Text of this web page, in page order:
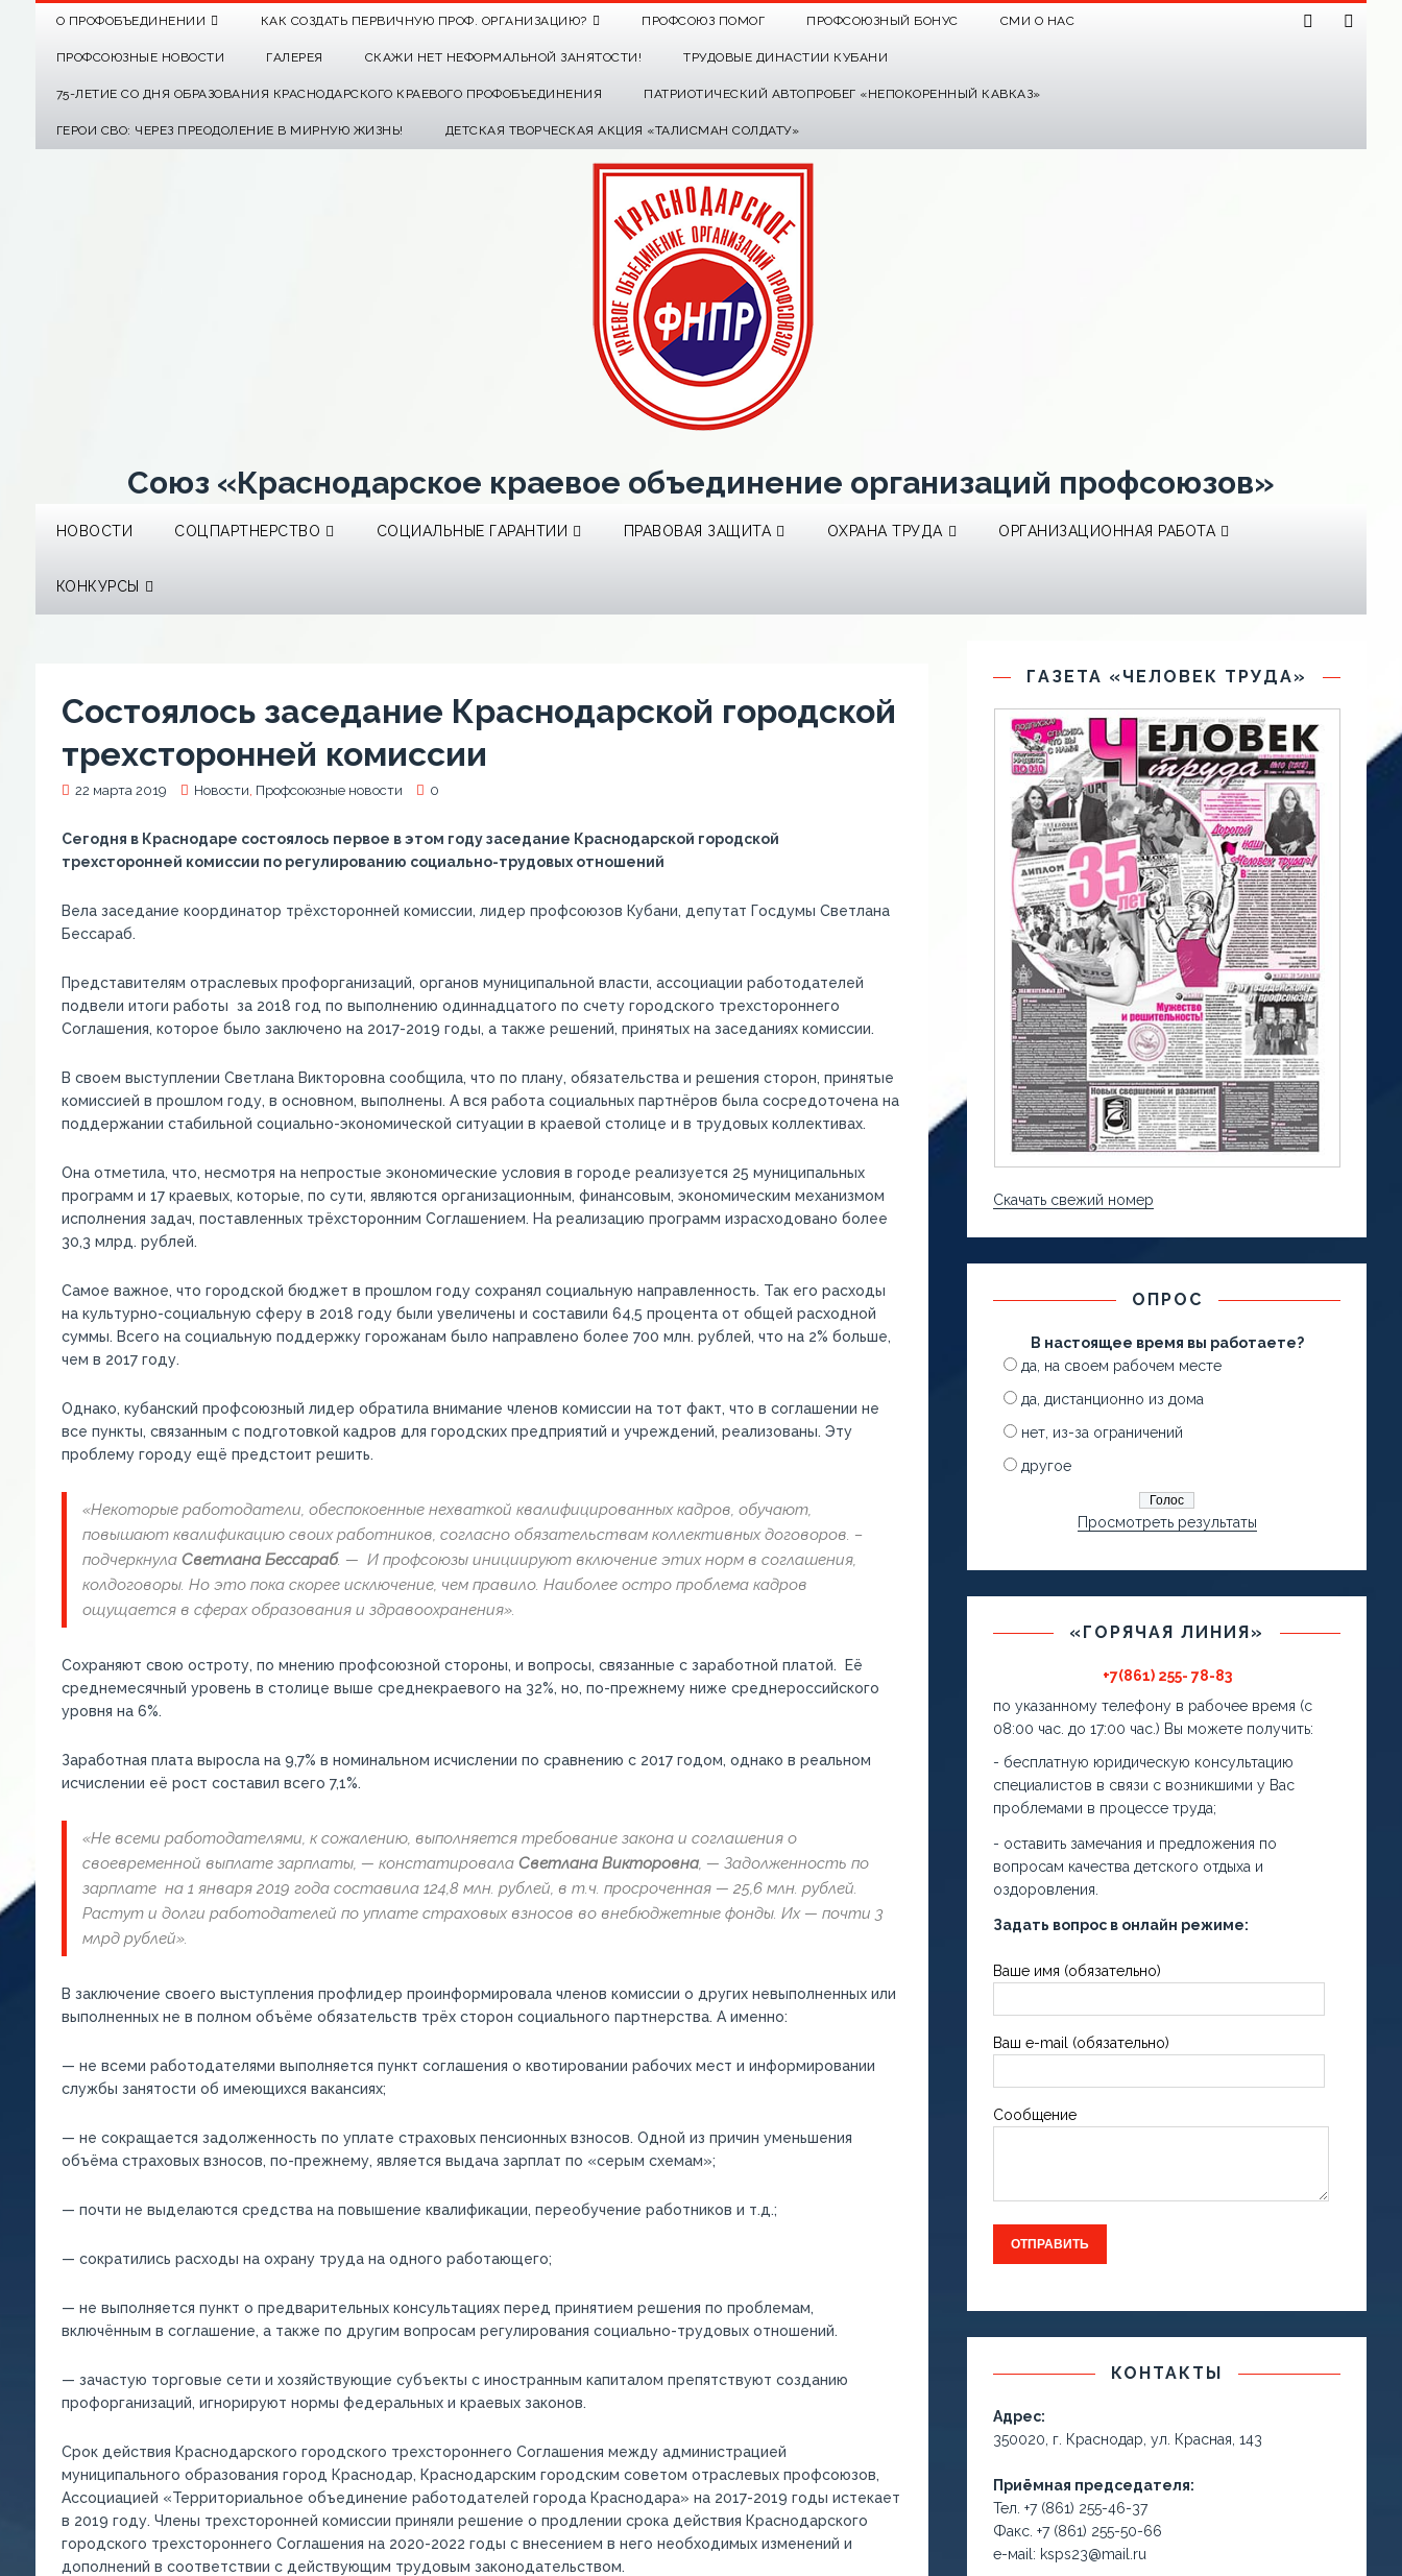
О ПРОФОБЪЕДИНЕНИИ КАК СОЗДАТЬ ПЕРВИЧНУЮ ПРОФ. ОРГАНИЗАЦИЮ? ПРОФСОЮЗ ПОМОГ ПРОФСОЮЗНЫЙ БОНУС СМИ О НАС
ПРОФСОЮЗНЫЕ НОВОСТИ ГАЛЕРЕЯ СКАЖИ НЕТ НЕФОРМАЛЬНОЙ ЗАНЯТОСТИ! ТРУДОВЫЕ ДИНАСТИИ КУБАНИ
75-ЛЕТИЕ СО ДНЯ ОБРАЗОВАНИЯ КРАСНОДАРСКОГО КРАЕВОГО ПРОФОБЪЕДИНЕНИЯ ПАТРИОТИЧЕСКИЙ АВТОПРОБЕГ «НЕПОКОРЕННЫЙ КАВКАЗ»
ГЕРОИ СВО: ЧЕРЕЗ ПРЕОДОЛЕНИЕ В МИРНУЮ ЖИЗНЬ! ДЕТСКАЯ ТВОРЧЕСКАЯ АКЦИЯ «ТАЛИСМАН СОЛДАТУ»
Союз «Краснодарское краевое объединение организаций профсоюзов»
НОВОСТИ СОЦПАРТНЕРСТВО СОЦИАЛЬНЫЕ ГАРАНТИИ ПРАВОВАЯ ЗАЩИТА ОХРАНА ТРУДА ОРГАНИЗАЦИОННАЯ РАБОТА
КОНКУРСЫ
Состоялось заседание Краснодарской городской
трехсторонней комиссии
22 марта 2019 Новости, Профсоюзные новости 0
Сегодня в Краснодаре состоялось первое в этом году заседание Краснодарской городской
трехсторонней комиссии по регулированию социально-трудовых отношений
Вела заседание координатор трёхсторонней комиссии, лидер профсоюзов Кубани, депутат Госдумы Светлана
Бессараб.
Представителям отраслевых профорганизаций, органов муниципальной власти, ассоциации работодателей
подвели итоги работы за 2018 год по выполнению одиннадцатого по счету городского трехстороннего
Соглашения, которое было заключено на 2017-2019 годы, а также решений, принятых на заседаниях комиссии.
В своем выступлении Светлана Викторовна сообщила, что по плану, обязательства и решения сторон, принятые
комиссией в прошлом году, в основном, выполнены. А вся работа социальных партнёров была сосредоточена на
поддержании стабильной социально-экономической ситуации в краевой столице и в трудовых коллективах.
Она отметила, что, несмотря на непростые экономические условия в городе реализуется 25 муниципальных
программ и 17 краевых, которые, по сути, являются организационным, финансовым, экономическим механизмом
исполнения задач, поставленных трёхсторонним Соглашением. На реализацию программ израсходовано более
30,3 млрд. рублей.
Самое важное, что городской бюджет в прошлом году сохранял социальную направленность. Так его расходы
на культурно-социальную сферу в 2018 году были увеличены и составили 64,5 процента от общей расходной
суммы. Всего на социальную поддержку горожанам было направлено более 700 млн. рублей, что на 2% больше,
чем в 2017 году.
Однако, кубанский профсоюзный лидер обратила внимание членов комиссии на тот факт, что в соглашении не
все пункты, связанным с подготовкой кадров для городских предприятий и учреждений, реализованы. Эту
проблему городу ещё предстоит решить.
«Некоторые работодатели, обеспокоенные нехваткой квалифицированных кадров, обучают,
повышают квалификацию своих работников, согласно обязательствам коллективных договоров. –
подчеркнула Светлана Бессараб. — И профсоюзы инициируют включение этих норм в соглашения,
колдоговоры. Но это пока скорее исключение, чем правило. Наиболее остро проблема кадров
ощущается в сферах образования и здравоохранения».
Сохраняют свою остроту, по мнению профсоюзной стороны, и вопросы, связанные с заработной платой. Её
среднемесячный уровень в столице выше среднекраевого на 32%, но, по-прежнему ниже среднероссийского
уровня на 6%.
Заработная плата выросла на 9,7% в номинальном исчислении по сравнению с 2017 годом, однако в реальном
исчислении её рост составил всего 7,1%.
«Не всеми работодателями, к сожалению, выполняется требование закона и соглашения о
своевременной выплате зарплаты, — констатировала Светлана Викторовна, — Задолженность по
зарплате на 1 января 2019 года составила 124,8 млн. рублей, в т.ч. просроченная — 25,6 млн. рублей.
Растут и долги работодателей по уплате страховых взносов во внебюджетные фонды. Их — почти 3
млрд рублей».
В заключение своего выступления профлидер проинформировала членов комиссии о других невыполненных или
выполненных не в полном объёме обязательств трёх сторон социального партнерства. А именно:
— не всеми работодателями выполняется пункт соглашения о квотировании рабочих мест и информировании
службы занятости об имеющихся вакансиях;
— не сокращается задолженность по уплате страховых пенсионных взносов. Одной из причин уменьшения
объёма страховых взносов, по-прежнему, является выдача зарплат по «серым схемам»;
— почти не выделаются средства на повышение квалификации, переобучение работников и т.д.;
— сократились расходы на охрану труда на одного работающего;
— не выполняется пункт о предварительных консультациях перед принятием решения по проблемам,
включённым в соглашение, а также по другим вопросам регулирования социально-трудовых отношений.
— зачастую торговые сети и хозяйствующие субъекты с иностранным капиталом препятствуют созданию
профорганизаций, игнорируют нормы федеральных и краевых законов.
Срок действия Краснодарского городского трехстороннего Соглашения между администрацией
муниципального образования город Краснодар, Краснодарским городским советом отраслевых профсоюзов,
Ассоциацией «Территориальное объединение работодателей города Краснодара» на 2017-2019 годы истекает
в 2019 году. Члены трехсторонней комиссии приняли решение о продлении срока действия Краснодарского
городского трехстороннего Соглашения на 2020-2022 годы с внесением в него необходимых изменений и
дополнений в соответствии с действующим трудовым законодательством.
ГАЗЕТА «ЧЕЛОВЕК ТРУДА»
Скачать свежий номер
ОПРОС
В настоящее время вы работаете?
да, на своем рабочем месте
да, дистанционно из дома
нет, из-за ограничений
другое
Просмотреть результаты
«ГОРЯЧАЯ ЛИНИЯ»
+7(861) 255- 78-83
по указанному телефону в рабочее время (с
08:00 час. до 17:00 час.) Вы можете получить:
- бесплатную юридическую консультацию
специалистов в связи с возникшими у Вас
проблемами в процессе труда;
- оставить замечания и предложения по
вопросам качества детского отдыха и
оздоровления.
Задать вопрос в онлайн режиме:
Ваше имя (обязательно)
Ваш e-mail (обязательно)
Сообщение
КОНТАКТЫ
Адрес:
350020, г. Краснодар, ул. Красная, 143
Приёмная председателя:
Тел. +7 (861) 255-46-37
Факс. +7 (861) 255-50-66
е-маil: ksps23@mail.ru